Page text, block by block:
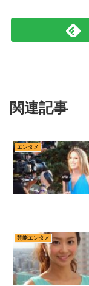
関連記事
エンタメ
芸能エンタメ